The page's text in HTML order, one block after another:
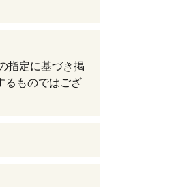
指定に基づき掲
るものではござ